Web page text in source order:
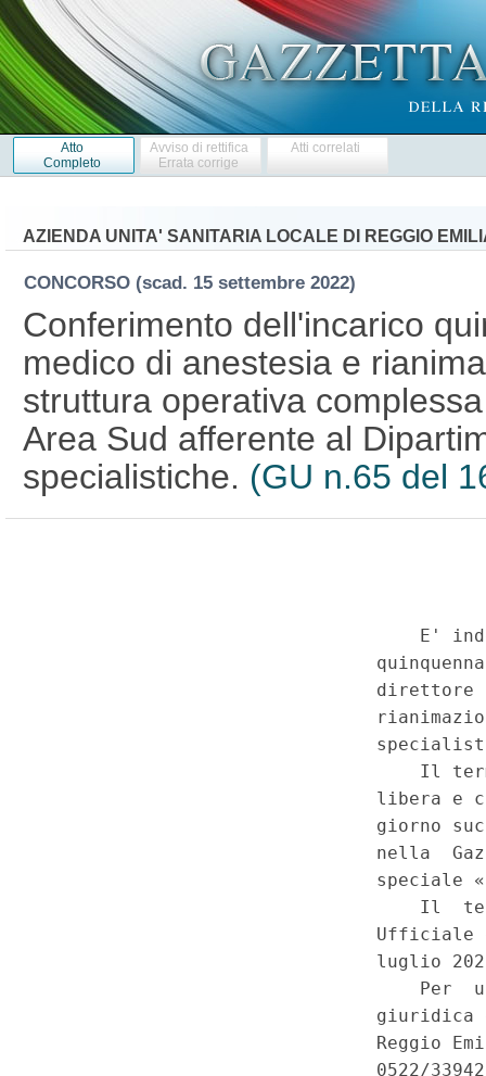
Atto
Completo
Avviso di rettifica
Errata corrige
Atti correlati
AZIENDA UNITA' SANITARIA LOCALE DI REGGIO
CONCORSO (scad. 15 settembre 2022)
Conferimento dell'incarico
medico di anestesia e
struttura operativa
Area Sud afferente al
specialistiche. (GU n.65 del